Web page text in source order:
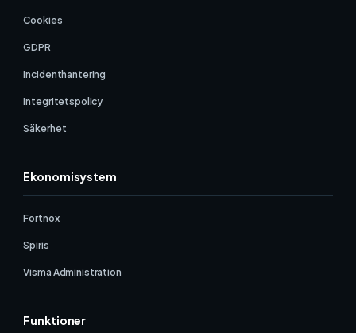
Cookies
GDPR
Incidenthantering
Integritetspolicy
Säkerhet
Ekonomisystem
Fortnox
Spiris
Visma Administration
Funktioner